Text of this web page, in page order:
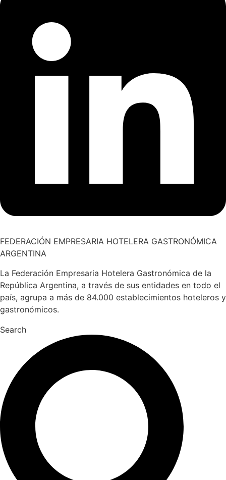
FEDERACIÓN EMPRESARIA HOTELERA GASTRONÓMICA
ARGENTINA
La Federación Empresaria Hotelera Gastronómica de la
República Argentina, a través de sus entidades en todo el
país, agrupa a más de 84.000 establecimientos hoteleros y
gastronómicos.
Search